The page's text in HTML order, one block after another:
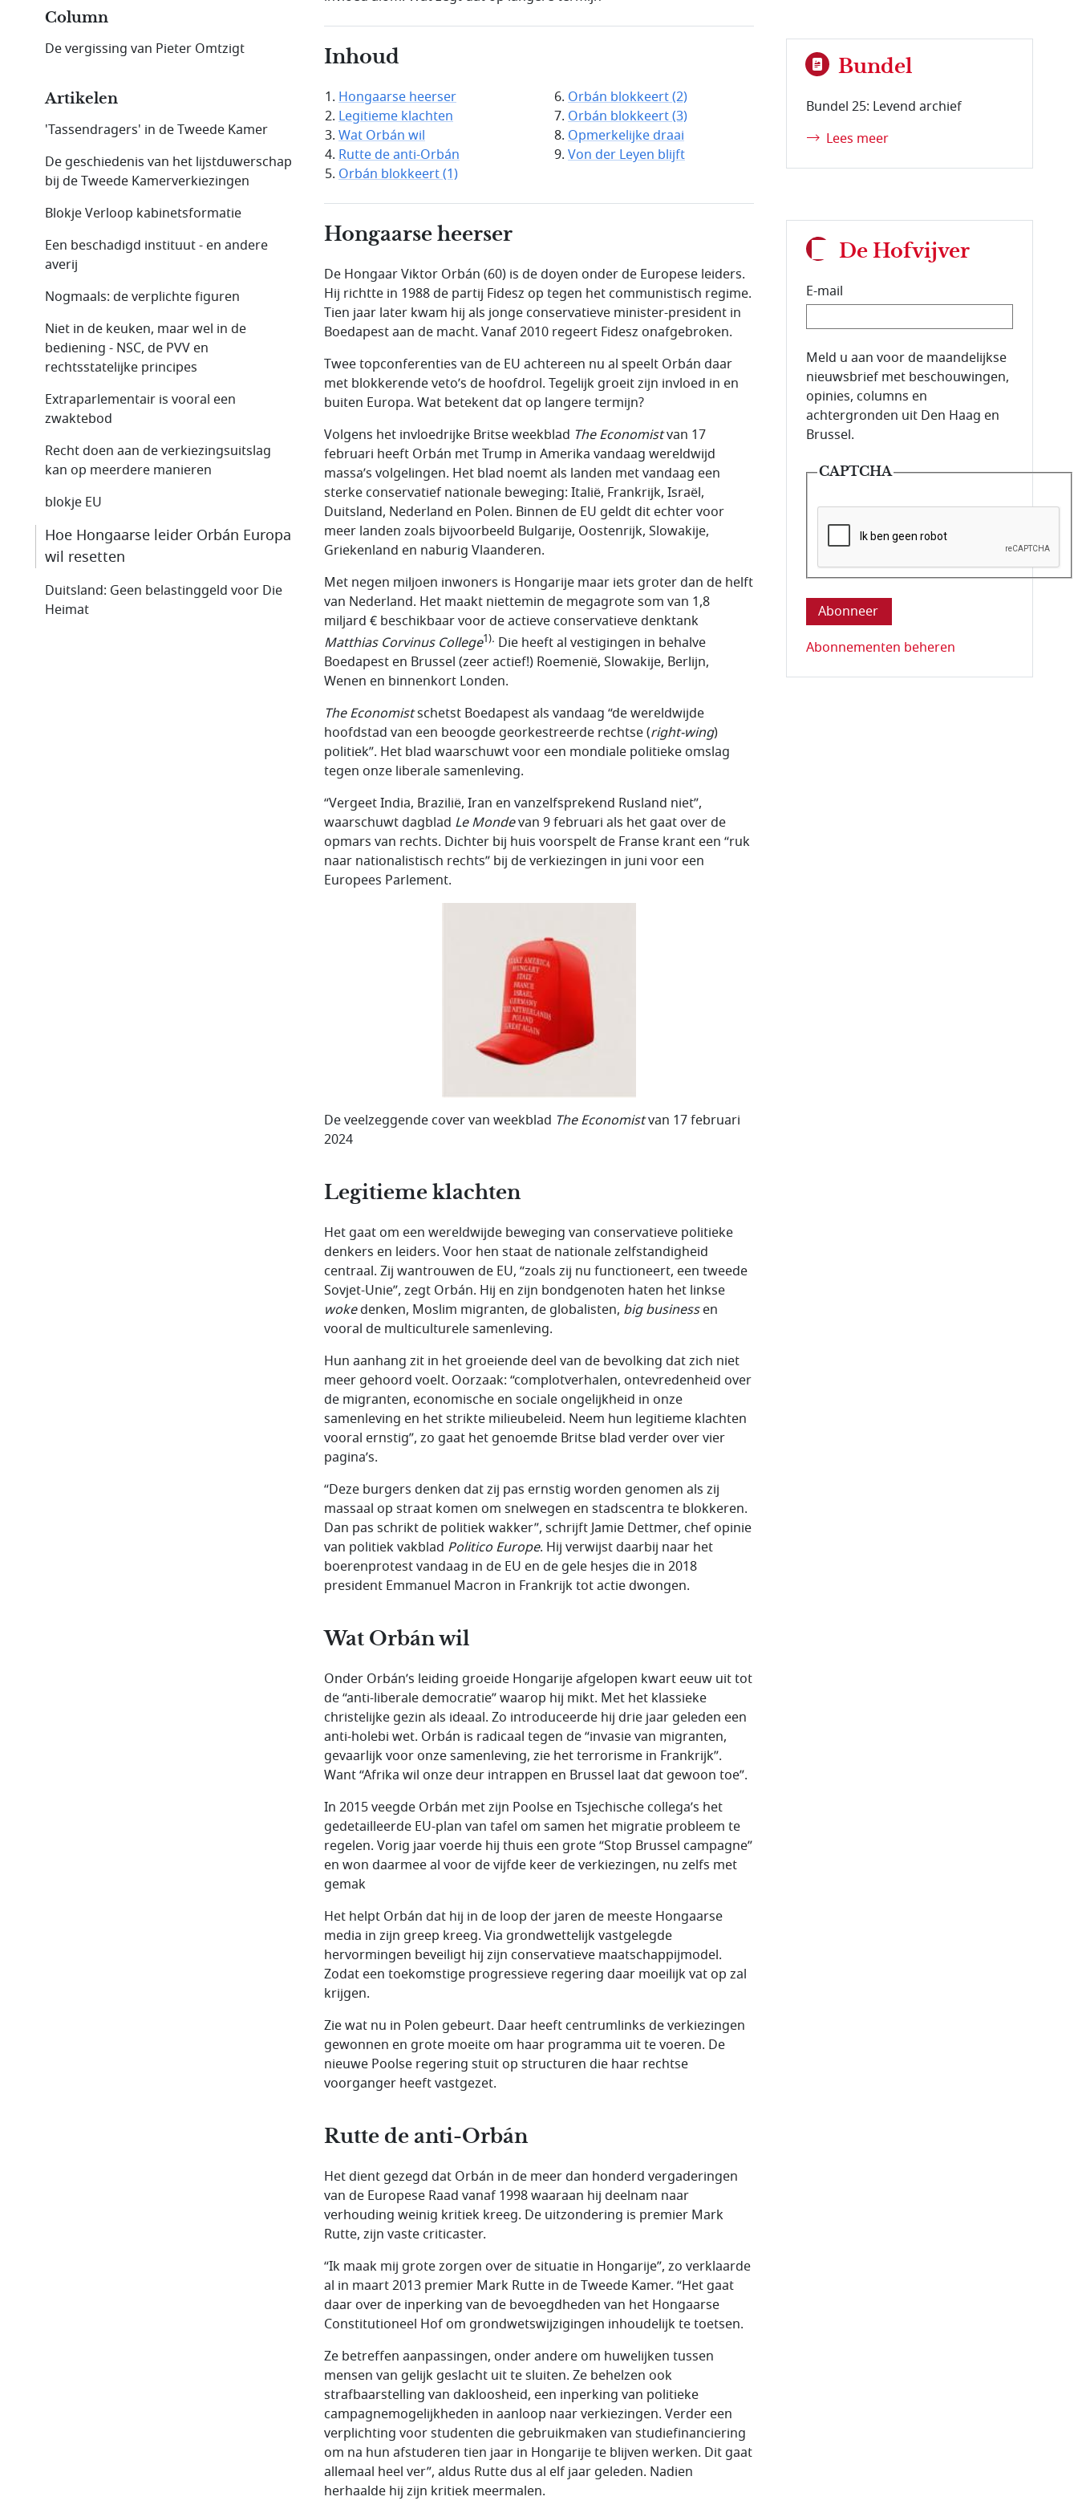
Inhoud
Hongaarse heerser
Legitieme klachten
Wat Orbán wil
Rutte de anti-Orbán
Orbán blokkeert (1)
Orbán blokkeert (2)
Orbán blokkeert (3)
Opmerkelijke draai
Von der Leyen blijft
Hongaarse heerser
De Hongaar Viktor Orbán (60) is de doyen onder de Europese leiders.
Hij richtte in 1988 de partij Fidesz op tegen het communistisch regime.
Tien jaar later kwam hij als jonge conservatieve minister-president in
Boedapest aan de macht. Vanaf 2010 regeert Fidesz onafgebroken.
Twee topconferenties van de EU achtereen nu al speelt Orbán daar
met blokkerende veto’s de hoofdrol. Tegelijk groeit zijn invloed in en
buiten Europa. Wat betekent dat op langere termijn?
Volgens het invloedrijke Britse weekblad The Economistvan 17
februari heeft Orbán met Trump in Amerika vandaag wereldwijd
massa’s volgelingen. Het blad noemt als landen met vandaag een
sterke conservatief nationale beweging: Italië, Frankrijk, Israël,
Duitsland, Nederland en Polen. Binnen de EU geldt dit echter voor
meer landen zoals bijvoorbeeld Bulgarije, Oostenrijk, Slowakije,
Griekenland en naburig Vlaanderen.
Met negen miljoen inwoners is Hongarije maar iets groter dan de helft
van Nederland. Het maakt niettemin de megagrote som van 1,8
miljard € beschikbaar voor de actieve conservatieve denktank
Matthias Corvinus College1). Die heeft al vestigingen in behalve
Boedapest en Brussel (zeer actief!) Roemenië, Slowakije, Berlijn,
Wenen en binnenkort Londen.
The Economistschetst Boedapest als vandaag “de wereldwijde
hoofdstad van een beoogde georkestreerde rechtse (right-wing)
politiek”. Het blad waarschuwt voor een mondiale politieke omslag
tegen onze liberale samenleving.
“Vergeet India, Brazilië, Iran en vanzelfsprekend Rusland niet”,
waarschuwt dagblad Le Mondevan 9 februari als het gaat over de
opmars van rechts. Dichter bij huis voorspelt de Franse krant een “ruk
naar nationalistisch rechts” bij de verkiezingen in juni voor een
Europees Parlement.
De veelzeggende cover van weekblad The Economistvan 17 februari
2024
Legitieme klachten
Het gaat om een wereldwijde beweging van conservatieve politieke
denkers en leiders. Voor hen staat de nationale zelfstandigheid
centraal. Zij wantrouwen de EU, “zoals zij nu functioneert, een tweede
Sovjet-Unie”, zegt Orbán. Hij en zijn bondgenoten haten het linkse
wokedenken, Moslim migranten, de globalisten, big businessen
vooral de multiculturele samenleving.
Hun aanhang zit in het groeiende deel van de bevolking dat zich niet
meer gehoord voelt. Oorzaak: “complotverhalen, ontevredenheid over
de migranten, economische en sociale ongelijkheid in onze
samenleving en het strikte milieubeleid. Neem hun legitieme klachten
vooral ernstig”, zo gaat het genoemde Britse blad verder over vier
pagina’s.
“Deze burgers denken dat zij pas ernstig worden genomen als zij
massaal op straat komen om snelwegen en stadscentra te blokkeren.
Dan pas schrikt de politiek wakker”, schrijft Jamie Dettmer, chef opinie
van politiek vakblad Politico Europe. Hij verwijst daarbij naar het
boerenprotest vandaag in de EU en de gele hesjes die in 2018
president Emmanuel Macron in Frankrijk tot actie dwongen.
Wat Orbán wil
Onder Orbán’s leiding groeide Hongarije afgelopen kwart eeuw uit tot
de “anti-liberale democratie” waarop hij mikt. Met het klassieke
christelijke gezin als ideaal. Zo introduceerde hij drie jaar geleden een
anti-holebi wet. Orbán is radicaal tegen de “invasie van migranten,
gevaarlijk voor onze samenleving, zie het terrorisme in Frankrijk”.
Want “Afrika wil onze deur intrappen en Brussel laat dat gewoon toe”.
In 2015 veegde Orbán met zijn Poolse en Tsjechische collega’s het
gedetailleerde EU-plan van tafel om samen het migratie probleem te
regelen. Vorig jaar voerde hij thuis een grote “Stop Brussel campagne”
en won daarmee al voor de vijfde keer de verkiezingen, nu zelfs met
gemak
Het helpt Orbán dat hij in de loop der jaren de meeste Hongaarse
media in zijn greep kreeg. Via grondwettelijk vastgelegde
hervormingen beveiligt hij zijn conservatieve maatschappijmodel.
Zodat een toekomstige progressieve regering daar moeilijk vat op zal
krijgen.
Zie wat nu in Polen gebeurt. Daar heeft centrumlinks de verkiezingen
gewonnen en grote moeite om haar programma uit te voeren. De
nieuwe Poolse regering stuit op structuren die haar rechtse
voorganger heeft vastgezet.
Rutte de anti-Orbán
Het dient gezegd dat Orbán in de meer dan honderd vergaderingen
van de Europese Raad vanaf 1998 waaraan hij deelnam naar
verhouding weinig kritiek kreeg. De uitzondering is premier Mark
Rutte, zijn vaste criticaster.
“Ik maak mij grote zorgen over de situatie in Hongarije”, zo verklaarde
al in maart 2013 premier Mark Rutte in de Tweede Kamer. “Het gaat
daar over de inperking van de bevoegdheden van het Hongaarse
Constitutioneel Hof om grondwetswijzigingen inhoudelijk te toetsen.
Ze betreffen aanpassingen, onder andere om huwelijken tussen
mensen van gelijk geslacht uit te sluiten. Ze behelzen ook
strafbaarstelling van dakloosheid, een inperking van politieke
campagnemogelijkheden in aanloop naar verkiezingen. Verder een
verplichting voor studenten die gebruikmaken van studiefinanciering
om na hun afstuderen tien jaar in Hongarije te blijven werken. Dit gaat
allemaal heel ver”, aldus Rutte dus al elf jaar geleden. Nadien
herhaalde hij zijn kritiek meermalen.
Column
De vergissing van Pieter Omtzigt
Artikelen
'Tassendragers' in de Tweede Kamer
De geschiedenis van het lijstduwerschap
bij de Tweede Kamer­verkie­zingen
Blokje Verloop kabinetsformatie
Een beschadigd instituut - en andere
averij
Nogmaals: de verplichte figuren
Niet in de keuken, maar wel in de
bediening - NSC, de PVV en
rechtsstatelijke principes
Extraparlementair is vooral een
zwaktebod
Recht doen aan de verkiezingsuitslag
kan op meerdere manieren
blokje EU
Hoe Hongaarse leider Orbán Europa
wil resetten
Duitsland: Geen belastinggeld voor Die
Heimat
Bundel
Bundel 25: Levend archief
Lees meer
De Hofvijver
E-mail
E-mailadres van de abonnee.
Meld u aan voor de maandelijkse
nieuwsbrief met beschouwingen,
opinies, columns en
achtergronden uit Den Haag en
Brussel.
CAPTCHA
Deze vraag is om te controleren dat u
Abonnementen beheren